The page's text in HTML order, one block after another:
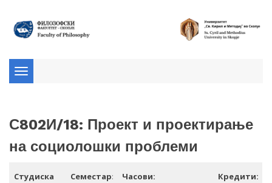
Toggle
navigation
С802И/18: Проект и проектирање
на социолошки проблеми
Студиска
Семестар: Часови: Кредити: